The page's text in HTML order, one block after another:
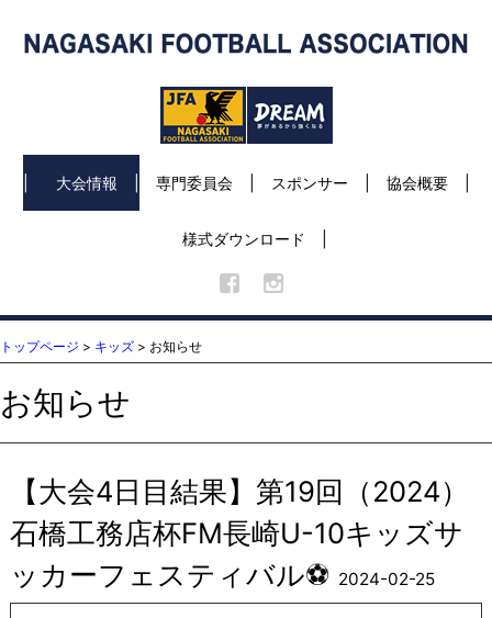
大会情報 専門委員会 スポンサー 協会概要
様式ダウンロード
トップページ > キッズ > お知らせ
お知らせ
【大会4日目結果】第19回（2024）
石橋工務店杯FM長崎U-10キッズサ
ッカーフェスティバル⚽ 2024-02-25